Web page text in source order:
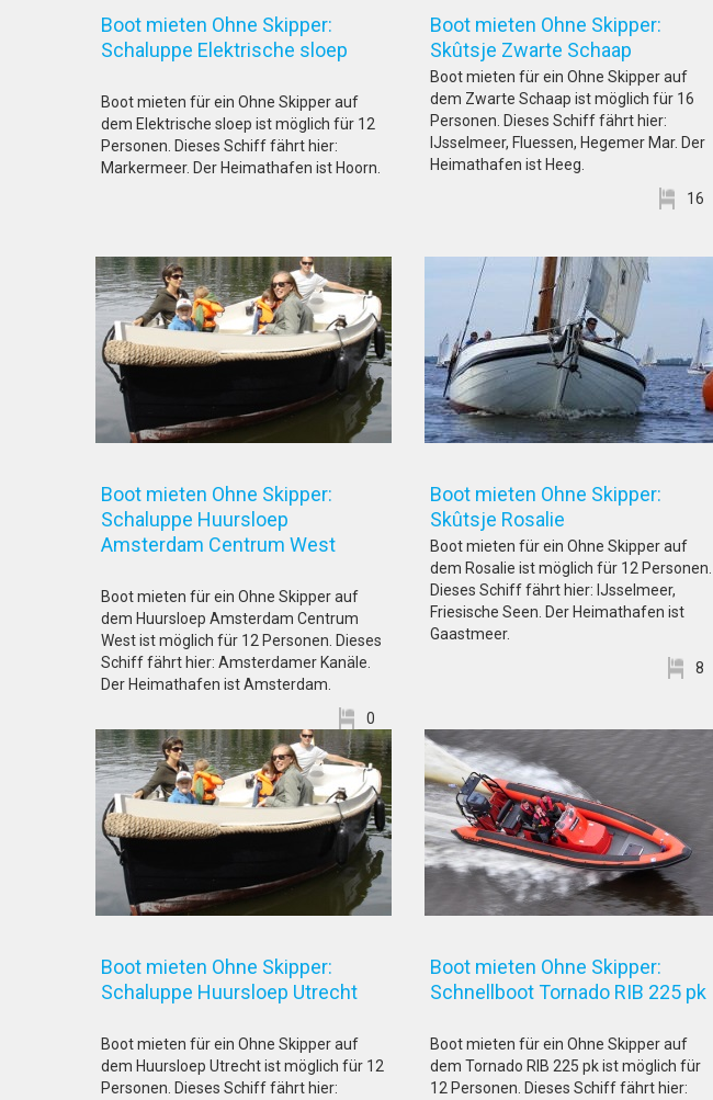
Boot mieten Ohne Skipper:
Schaluppe Elektrische sloep
Boot mieten für ein Ohne Skipper auf
dem Elektrische sloep ist möglich für 12
Personen. Dieses Schiff fährt hier:
Markermeer. Der Heimathafen ist Hoorn.
Boot mieten Ohne Skipper:
Skûtsje Zwarte Schaap
Boot mieten für ein Ohne Skipper auf
dem Zwarte Schaap ist möglich für 16
Personen. Dieses Schiff fährt hier:
IJsselmeer, Fluessen, Hegemer Mar. Der
Heimathafen ist Heeg.
16
Boot mieten Ohne Skipper:
Schaluppe Huursloep
Amsterdam Centrum West
Boot mieten für ein Ohne Skipper auf
dem Huursloep Amsterdam Centrum
West ist möglich für 12 Personen. Dieses
Schiff fährt hier: Amsterdamer Kanäle.
Der Heimathafen ist Amsterdam.
0
Boot mieten Ohne Skipper:
Skûtsje Rosalie
Boot mieten für ein Ohne Skipper auf
dem Rosalie ist möglich für 12 Personen.
Dieses Schiff fährt hier: IJsselmeer,
Friesische Seen. Der Heimathafen ist
Gaastmeer.
8
Boot mieten Ohne Skipper:
Schaluppe Huursloep Utrecht
Boot mieten für ein Ohne Skipper auf
dem Huursloep Utrecht ist möglich für 12
Personen. Dieses Schiff fährt hier:
Boot mieten Ohne Skipper:
Schnellboot Tornado RIB 225 pk
Boot mieten für ein Ohne Skipper auf
dem Tornado RIB 225 pk ist möglich für
12 Personen. Dieses Schiff fährt hier: